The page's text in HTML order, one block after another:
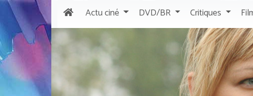
Actuciné DVD/BR Critiques